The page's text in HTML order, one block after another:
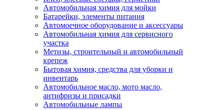
Автомобильная химия для мойки
Батарейки, элементы питания
Автомоечное оборудование и аксессуары
Автомобильная химия для сервисного
участка
Метизы, строительный и автомобильный
крепеж
Бытовая химия, средства для уборки и
инвентарь
Автомобильное масло, мото масло,
антифризы и присадки
Автомобильные лампы